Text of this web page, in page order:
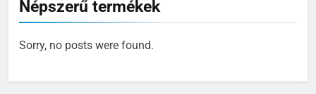
Népszerű termékek
Sorry, no posts were found.